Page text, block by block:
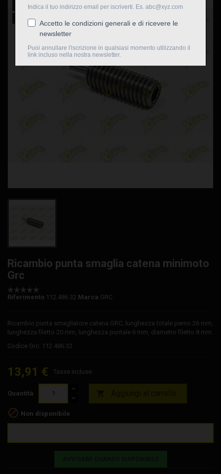
Nuovo
Non disponibile
Ricambio punta smaglia catena minimoto
Grc
Riferimento 112.486.32 Marca GRC
Ricambio punta smagliatore catena GRC, lunghezza totale perno 26 mm,
lunghezza filetto 20 mm, lunghezza puntale 6 mm, diametro filetto 8 mm.
Codice Grc: 112.486.32
13,91 € Tasse incluse
Quantità
 Non disponibile